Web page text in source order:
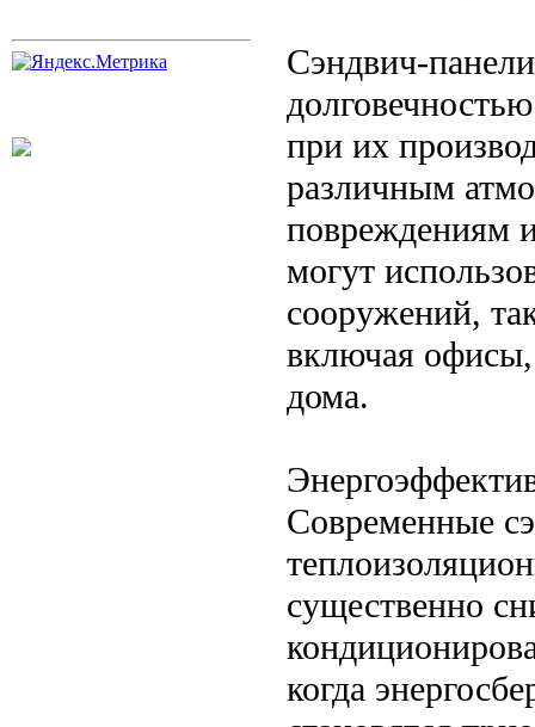
Сэндвич-
при их
различным
повреждениям
могут
сооружений,
включая
дома.
Современные
существенно
когда